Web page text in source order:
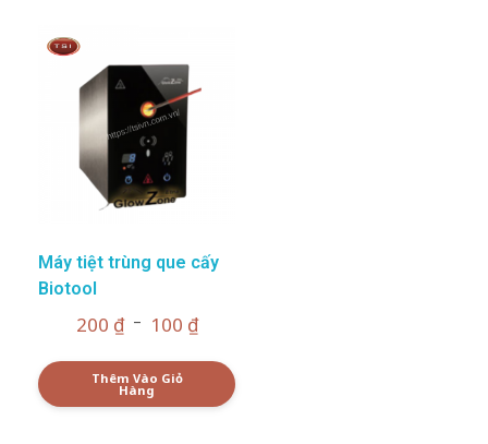
Máy tiệt trùng que cấy
Biotool
200 ₫ – 100 ₫
Thêm Vào Giỏ
Hàng